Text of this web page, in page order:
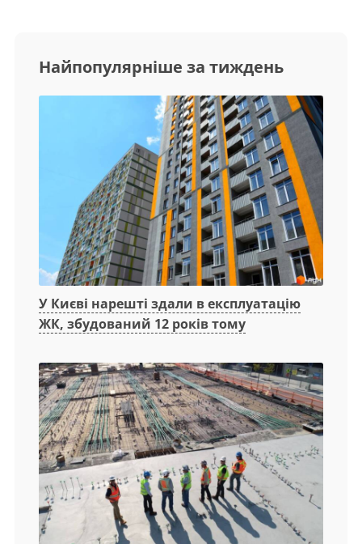
Найпопулярніше за тиждень
У Києві нарешті здали в експлуатацію
ЖК, збудований 12 років тому